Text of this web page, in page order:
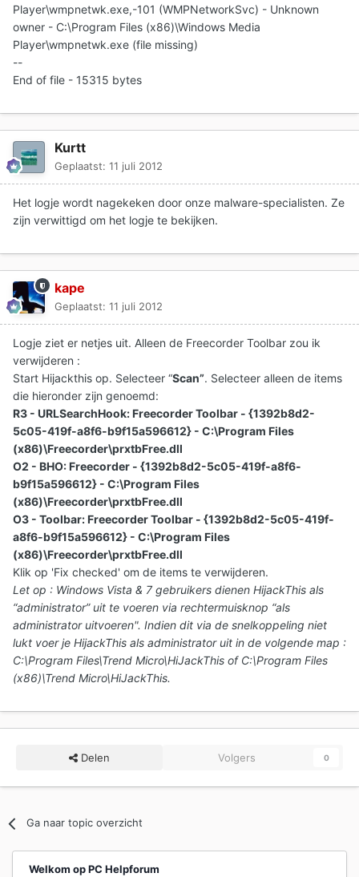
Player\wmpnetwk.exe,-101 (WMPNetworkSvc) - Unknown
owner - C:\Program Files (x86)\Windows Media
Player\wmpnetwk.exe (file missing)
--
End of file - 15315 bytes
Kurtt
Geplaatst: 11 juli 2012
Het logje wordt nagekeken door onze malware-specialisten. Ze
zijn verwittigd om het logje te bekijken.
kape
Geplaatst: 11 juli 2012
Logje ziet er netjes uit. Alleen de Freecorder Toolbar zou ik
verwijderen :
Start Hijackthis op. Selecteer “Scan”. Selecteer alleen de items
die hieronder zijn genoemd:
R3 - URLSearchHook: Freecorder Toolbar - {1392b8d2-
5c05-419f-a8f6-b9f15a596612} - C:\Program Files
(x86)\Freecorder\prxtbFree.dll
O2 - BHO: Freecorder - {1392b8d2-5c05-419f-a8f6-
b9f15a596612} - C:\Program Files
(x86)\Freecorder\prxtbFree.dll
O3 - Toolbar: Freecorder Toolbar - {1392b8d2-5c05-419f-
a8f6-b9f15a596612} - C:\Program Files
(x86)\Freecorder\prxtbFree.dll
Klik op 'Fix checked' om de items te verwijderen.
Let op : Windows Vista & 7 gebruikers dienen HijackThis als
“administrator” uit te voeren via rechtermuisknop “als
administrator uitvoeren". Indien dit via de snelkoppeling niet
lukt voer je HijackThis als administrator uit in de volgende map :
C:\Program Files\Trend Micro\HiJackThis of C:\Program Files
(x86)\Trend Micro\HiJackThis.
Delen Volgers 0
Ga naar topic overzicht
Welkom op PC Helpforum